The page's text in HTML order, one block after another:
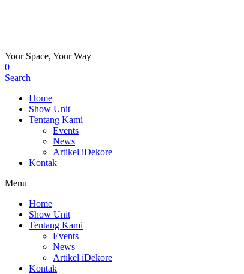
Your Space, Your Way
0
Search
Home
Show Unit
Tentang Kami
Events
News
Artikel iDekore
Kontak
Menu
Home
Show Unit
Tentang Kami
Events
News
Artikel iDekore
Kontak